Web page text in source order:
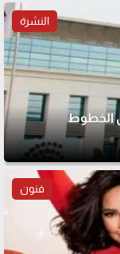
النشرة
الخطوط
فنون